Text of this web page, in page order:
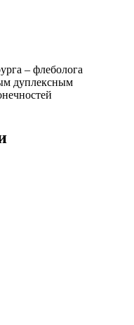
– флеболога
дуплексным